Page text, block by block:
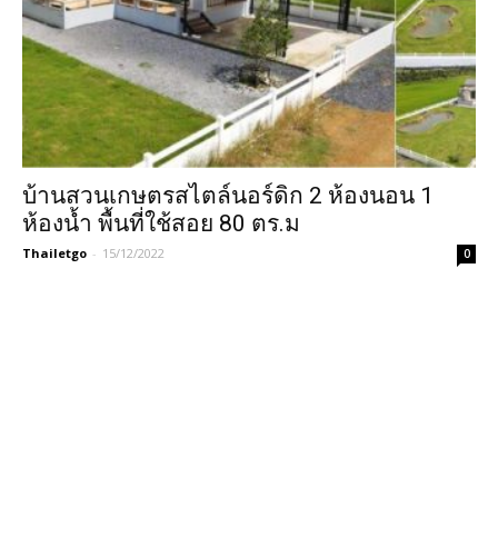
บ้านสวนเกษตรสไตล์นอร์ดิก 2 ห้องนอน 1
ห้องน้ำ พื้นที่ใช้สอย 80 ตร.ม
Thailetgo - 15/12/2022 0